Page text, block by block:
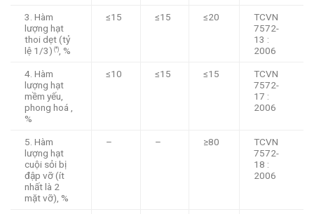
3. Hàm
lượng hạt
thoi dẹt (tỷ
lệ 1/3) (*) , %
≤15 ≤15 ≤20
TCVN
7572-
13 :
2006
4. Hàm
lượng hạt
mềm yếu,
phong hoá ,
%
≤10 ≤15 ≤15
TCVN
7572-
17 :
2006
5. Hàm
lượng hạt
cuội sỏi bị
đập vỡ (ít
nhất là 2
mặt vỡ), %
– – ≥80
TCVN
7572-
18 :
2006